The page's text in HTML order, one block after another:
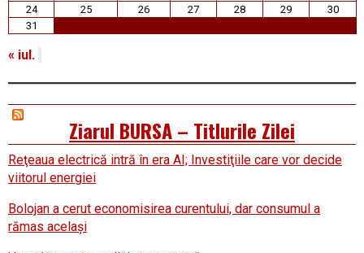
24
25 26 27 28 29
30
31
« iul.
Ziarul BURSA – Titlurile Zilei
Reţeaua electrică intră în era AI; Investiţiile care vor decide
viitorul energiei
Bolojan a cerut economisirea curentului, dar consumul a
rămas acelaşi